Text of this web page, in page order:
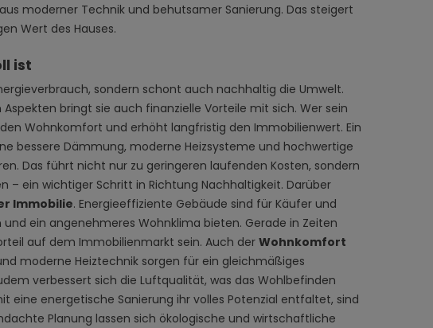
moderner Technik und behutsamer Sanierung. Das steigert
Wert des Hauses.
ist
sondern schont auch nachhaltig die Umwelt.
bringt sie auch finanzielle Vorteile mit sich. Wer sein
Wohnkomfort und erhöht langfristig den Immobilienwert. Ein
bessere Dämmung, moderne Heizsysteme und hochwertige
Das führt nicht nur zu geringeren laufenden Kosten, sondern
ein wichtiger Schritt in Richtung Nachhaltigkeit. Darüber
Immobilie. Energieeffiziente Gebäude sind für Käufer und
ein angenehmeres Wohnklima bieten. Gerade in Zeiten
auf dem Immobilienmarkt sein. Auch derWohnkomfort
moderne Heiztechnik sorgen für ein gleichmäßiges
verbessert sich die Luftqualität, was das Wohlbefinden
energetische Sanierung ihr volles Potenzial entfaltet, sind
Planung lassen sich ökologische und wirtschaftliche